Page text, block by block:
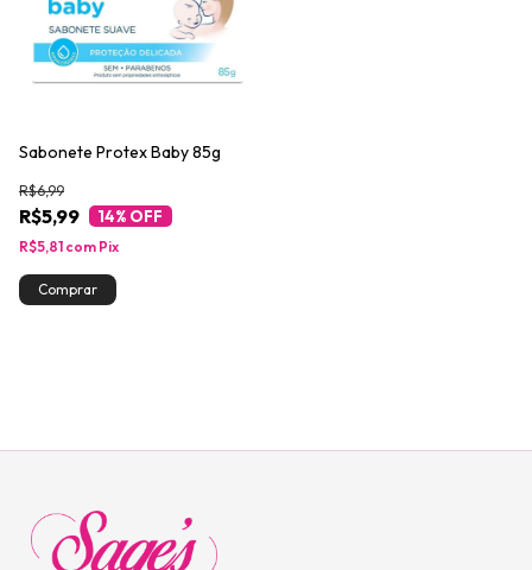
Sabonete Protex Baby 85g
R$5,99
R$6,99
14% OFF
R$5,81 com Pix